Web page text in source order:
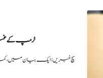
ٹرمپ کے
سچ خبریں: ایک بیان میں،